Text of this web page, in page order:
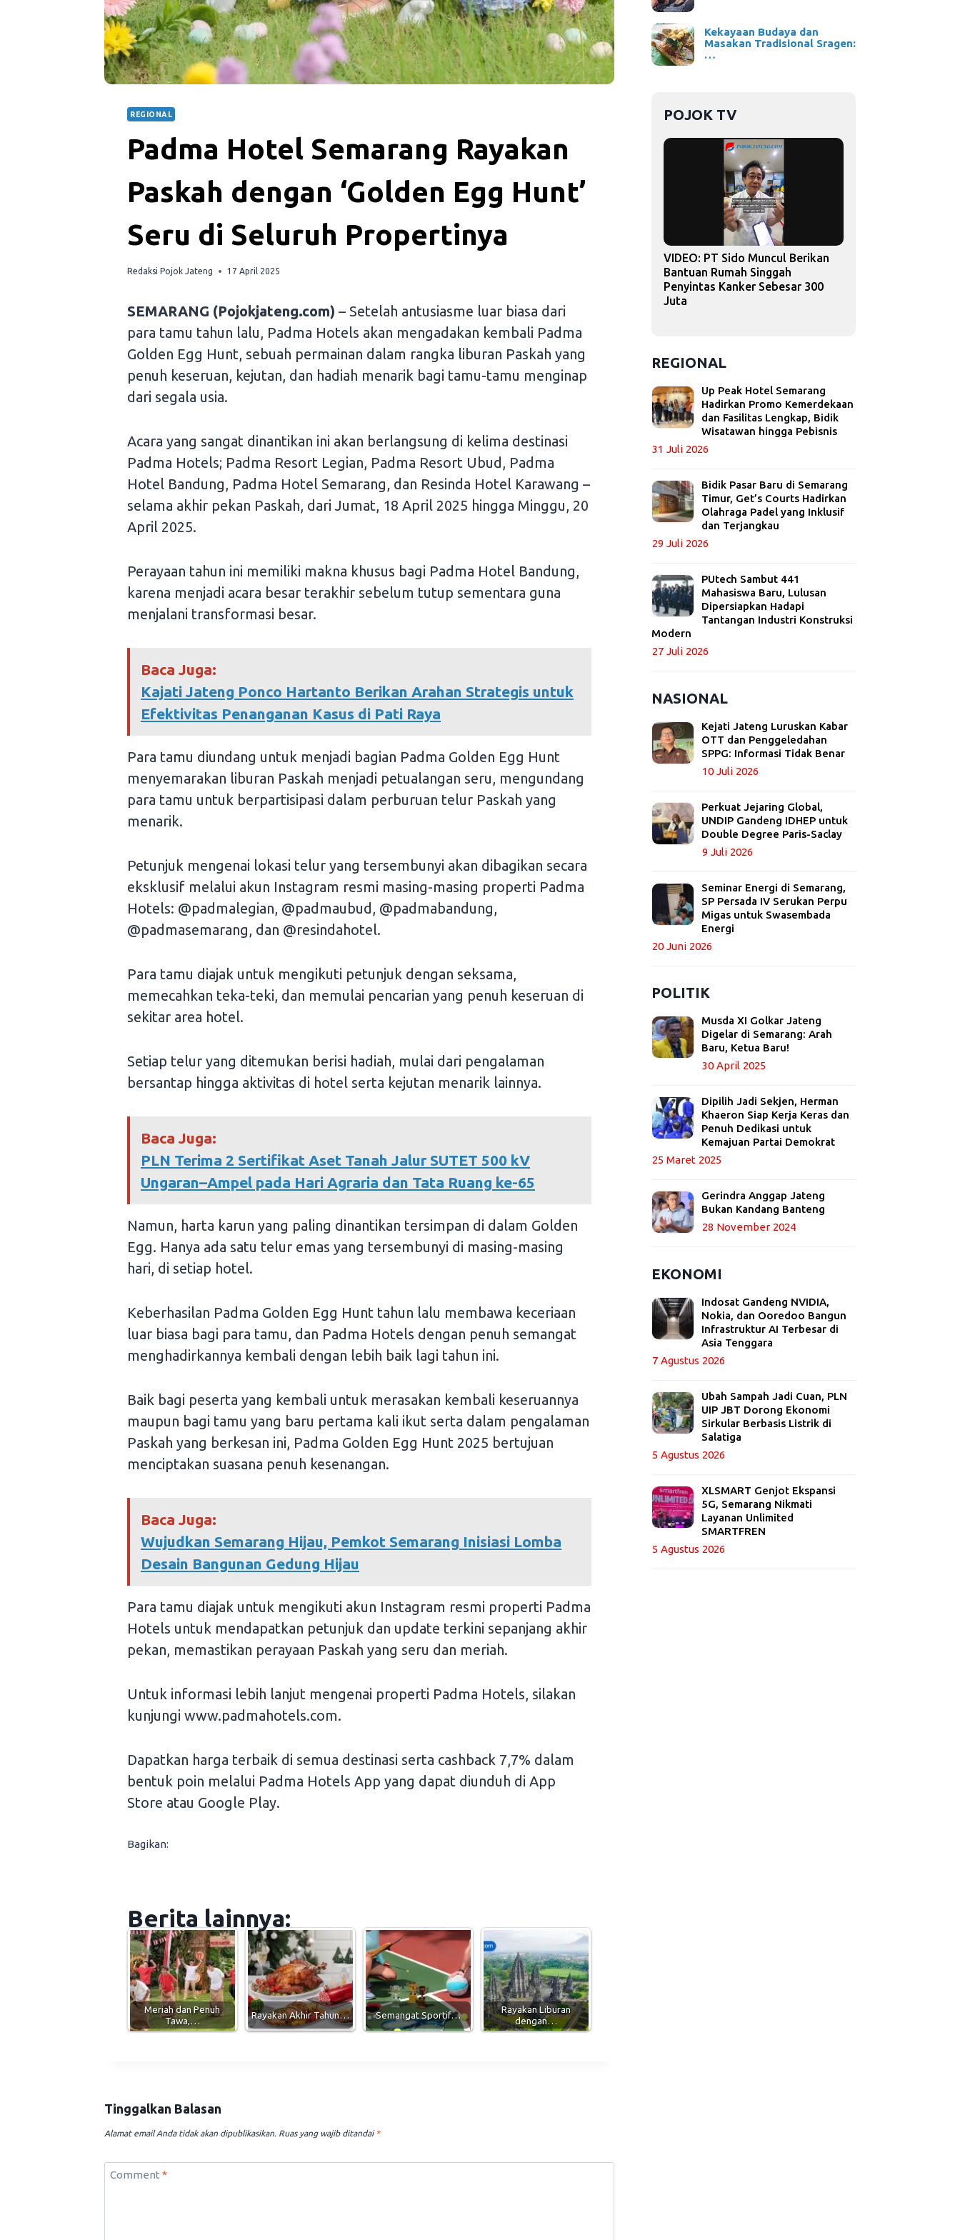
REGIONAL
Padma Hotel Semarang Rayakan
Paskah dengan ‘Golden Egg Hunt’
Seru di Seluruh Propertinya
Redaksi Pojok Jateng 17 April 2025
SEMARANG (Pojokjateng.com) – Setelah antusiasme luar biasa dari
para tamu tahun lalu, Padma Hotels akan mengadakan kembali Padma
Golden Egg Hunt, sebuah permainan dalam rangka liburan Paskah yang
penuh keseruan, kejutan, dan hadiah menarik bagi tamu-tamu menginap
dari segala usia.
Acara yang sangat dinantikan ini akan berlangsung di kelima destinasi
Padma Hotels; Padma Resort Legian, Padma Resort Ubud, Padma
Hotel Bandung, Padma Hotel Semarang, dan Resinda Hotel Karawang –
selama akhir pekan Paskah, dari Jumat, 18 April 2025 hingga Minggu, 20
April 2025.
Perayaan tahun ini memiliki makna khusus bagi Padma Hotel Bandung,
karena menjadi acara besar terakhir sebelum tutup sementara guna
menjalani transformasi besar.
Baca Juga:
Kajati Jateng Ponco Hartanto Berikan Arahan Strategis untuk
Efektivitas Penanganan Kasus di Pati Raya
Para tamu diundang untuk menjadi bagian Padma Golden Egg Hunt
menyemarakan liburan Paskah menjadi petualangan seru, mengundang
para tamu untuk berpartisipasi dalam perburuan telur Paskah yang
menarik.
Petunjuk mengenai lokasi telur yang tersembunyi akan dibagikan secara
eksklusif melalui akun Instagram resmi masing-masing properti Padma
Hotels: @padmalegian, @padmaubud, @padmabandung,
@padmasemarang, dan @resindahotel.
Para tamu diajak untuk mengikuti petunjuk dengan seksama,
memecahkan teka-teki, dan memulai pencarian yang penuh keseruan di
sekitar area hotel.
Setiap telur yang ditemukan berisi hadiah, mulai dari pengalaman
bersantap hingga aktivitas di hotel serta kejutan menarik lainnya.
Baca Juga:
PLN Terima 2 Sertifikat Aset Tanah Jalur SUTET 500 kV
Ungaran–Ampel pada Hari Agraria dan Tata Ruang ke-65
Namun, harta karun yang paling dinantikan tersimpan di dalam Golden
Egg. Hanya ada satu telur emas yang tersembunyi di masing-masing
hari, di setiap hotel.
Keberhasilan Padma Golden Egg Hunt tahun lalu membawa keceriaan
luar biasa bagi para tamu, dan Padma Hotels dengan penuh semangat
menghadirkannya kembali dengan lebih baik lagi tahun ini.
Baik bagi peserta yang kembali untuk merasakan kembali keseruannya
maupun bagi tamu yang baru pertama kali ikut serta dalam pengalaman
Paskah yang berkesan ini, Padma Golden Egg Hunt 2025 bertujuan
menciptakan suasana penuh kesenangan.
Baca Juga:
Wujudkan Semarang Hijau, Pemkot Semarang Inisiasi Lomba
Desain Bangunan Gedung Hijau
Para tamu diajak untuk mengikuti akun Instagram resmi properti Padma
Hotels untuk mendapatkan petunjuk dan update terkini sepanjang akhir
pekan, memastikan perayaan Paskah yang seru dan meriah.
Untuk informasi lebih lanjut mengenai properti Padma Hotels, silakan
kunjungi www.padmahotels.com.
Dapatkan harga terbaik di semua destinasi serta cashback 7,7% dalam
bentuk poin melalui Padma Hotels App yang dapat diunduh di App
Store atau Google Play.
Bagikan:
Berita lainnya:
Meriah dan Penuh
Tawa,…
Rayakan Akhir Tahun… Semangat Sportif…
Rayakan Liburan
dengan…
Tinggalkan Balasan
Alamat email Anda tidak akan dipublikasikan. Ruas yang wajib ditandai *
Comment *
Kekayaan Budaya dan
Masakan Tradisional Sragen:
…
POJOK TV
VIDEO: PT Sido Muncul Berikan
Bantuan Rumah Singgah
Penyintas Kanker Sebesar 300
Juta
REGIONAL
Up Peak Hotel Semarang
Hadirkan Promo Kemerdekaan
dan Fasilitas Lengkap, Bidik
Wisatawan hingga Pebisnis
31 Juli 2026
Bidik Pasar Baru di Semarang
Timur, Get’s Courts Hadirkan
Olahraga Padel yang Inklusif
dan Terjangkau
29 Juli 2026
PUtech Sambut 441
Mahasiswa Baru, Lulusan
Dipersiapkan Hadapi
Tantangan Industri Konstruksi
Modern
27 Juli 2026
NASIONAL
Kejati Jateng Luruskan Kabar
OTT dan Penggeledahan
SPPG: Informasi Tidak Benar
10 Juli 2026
Perkuat Jejaring Global,
UNDIP Gandeng IDHEP untuk
Double Degree Paris-Saclay
9 Juli 2026
Seminar Energi di Semarang,
SP Persada IV Serukan Perpu
Migas untuk Swasembada
Energi
20 Juni 2026
POLITIK
Musda XI Golkar Jateng
Digelar di Semarang: Arah
Baru, Ketua Baru!
30 April 2025
Dipilih Jadi Sekjen, Herman
Khaeron Siap Kerja Keras dan
Penuh Dedikasi untuk
Kemajuan Partai Demokrat
25 Maret 2025
Gerindra Anggap Jateng
Bukan Kandang Banteng
28 November 2024
EKONOMI
Indosat Gandeng NVIDIA,
Nokia, dan Ooredoo Bangun
Infrastruktur AI Terbesar di
Asia Tenggara
7 Agustus 2026
Ubah Sampah Jadi Cuan, PLN
UIP JBT Dorong Ekonomi
Sirkular Berbasis Listrik di
Salatiga
5 Agustus 2026
XLSMART Genjot Ekspansi
5G, Semarang Nikmati
Layanan Unlimited
SMARTFREN
5 Agustus 2026